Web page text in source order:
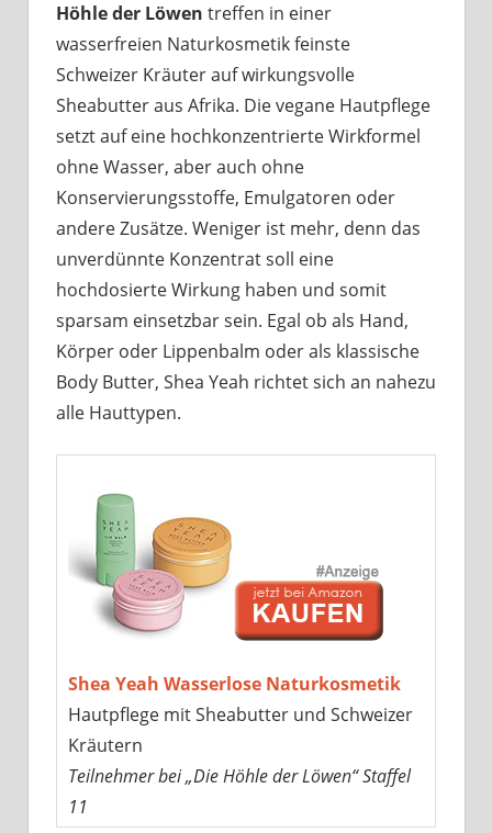
Höhle der Löwen treffen in einer
wasserfreien Naturkosmetik feinste
Schweizer Kräuter auf wirkungsvolle
Sheabutter aus Afrika. Die vegane Hautpflege
setzt auf eine hochkonzentrierte Wirkformel
ohne Wasser, aber auch ohne
Konservierungsstoffe, Emulgatoren oder
andere Zusätze. Weniger ist mehr, denn das
unverdünnte Konzentrat soll eine
hochdosierte Wirkung haben und somit
sparsam einsetzbar sein. Egal ob als Hand,
Körper oder Lippenbalm oder als klassische
Body Butter, Shea Yeah richtet sich an nahezu
alle Hauttypen.
Shea Yeah Wasserlose Naturkosmetik
Hautpflege mit Sheabutter und Schweizer
Kräutern
Teilnehmer bei „Die Höhle der Löwen“ Staffel
11